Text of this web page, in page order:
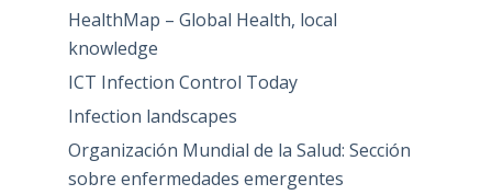
HealthMap – Global Health, local
knowledge
ICT Infection Control Today
Infection landscapes
Organización Mundial de la Salud: Sección
sobre enfermedades emergentes